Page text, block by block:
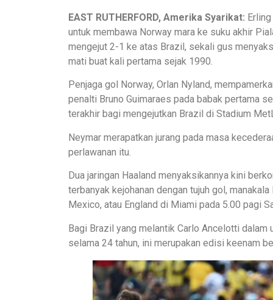
EAST RUTHERFORD, Amerika Syarikat:
untuk membawa Norway mara ke suku akhir
mengejut 2-1 ke atas Brazil, sekali gus
mati buat kali pertama sejak 1990.
Penjaga gol Norway, Orlan Nyland,
penalti Bruno Guimaraes pada babak pertama
terakhir bagi mengejutkan Brazil di Stadium
Neymar merapatkan jurang pada masa
perlawanan itu.
Dua jaringan Haaland menyaksikannya kini
terbanyak kejohanan dengan tujuh gol,
Mexico, atau England di Miami pada 5.00 pagi
Bagi Brazil yang melantik Carlo Ancelotti dalam
selama 24 tahun, ini merupakan edisi keenam